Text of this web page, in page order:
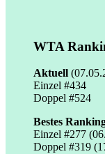
WTA
Aktuell
Einzel #434
Doppel #524
Bestes
Einzel #277
Doppel #319